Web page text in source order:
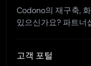
Codono의 재구축,
있으신가요? 파트너
고객 포털